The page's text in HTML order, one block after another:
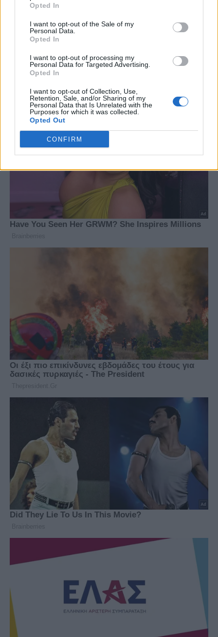
Opted In
I want to opt-out of the Sale of my
Personal Data.
Opted In
I want to opt-out of processing my
Personal Data for Targeted Advertising.
Opted In
I want to opt-out of Collection, Use,
Retention, Sale, and/or Sharing of my
Personal Data that Is Unrelated with the
Purposes for which it was collected.
Opted Out
CONFIRM